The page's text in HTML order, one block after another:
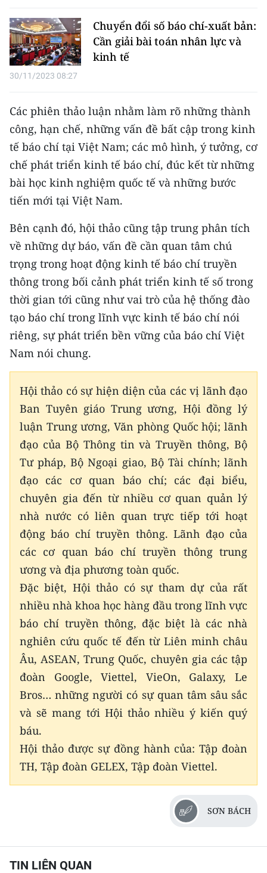
中文
FRANÇAIS
ESPAÑOL
한국어
Chuyển đổi số báo chí-xuất bản:
Cần giải bài toán nhân lực và
kinh tế
30/11/2023 08:27
Các phiên thảo luận nhằm làm rõ những thành
công, hạn chế, những vấn đề bất cập trong kinh
tế báo chí tại Việt Nam; các mô hình, ý tưởng, cơ
chế phát triển kinh tế báo chí, đúc kết từ những
bài học kinh nghiệm quốc tế và những bước
tiến mới tại Việt Nam.
Bên cạnh đó, hội thảo cũng tập trung phân tích
về những dự báo, vấn đề cần quan tâm chú
trọng trong hoạt động kinh tế báo chí truyền
thông trong bối cảnh phát triển kinh tế số trong
thời gian tới cũng như vai trò của hệ thống đào
tạo báo chí trong lĩnh vực kinh tế báo chí nói
riêng, sự phát triển bền vững của báo chí Việt
Nam nói chung.
Hội thảo có sự hiện diện của các vị lãnh đạo
Ban Tuyên giáo Trung ương, Hội đồng lý
luận Trung ương, Văn phòng Quốc hội; lãnh
đạo của Bộ Thông tin và Truyền thông, Bộ
Tư pháp, Bộ Ngoại giao, Bộ Tài chính; lãnh
đạo các cơ quan báo chí; các đại biểu,
chuyên gia đến từ nhiều cơ quan quản lý
nhà nước có liên quan trực tiếp tới hoạt
động báo chí truyền thông. Lãnh đạo của
các cơ quan báo chí truyền thông trung
ương và địa phương toàn quốc.
Đặc biệt, Hội thảo có sự tham dự của rất
nhiều nhà khoa học hàng đầu trong lĩnh vực
báo chí truyền thông, đặc biệt là các nhà
nghiên cứu quốc tế đến từ Liên minh châu
Âu, ASEAN, Trung Quốc, chuyên gia các tập
đoàn Google, Viettel, VieOn, Galaxy, Le
Bros… những người có sự quan tâm sâu sắc
và sẽ mang tới Hội thảo nhiều ý kiến quý
báu.
Hội thảo được sự đồng hành của: Tập đoàn
TH, Tập đoàn GELEX, Tập đoàn Viettel.
SƠN BÁCH
TIN LIÊN QUAN